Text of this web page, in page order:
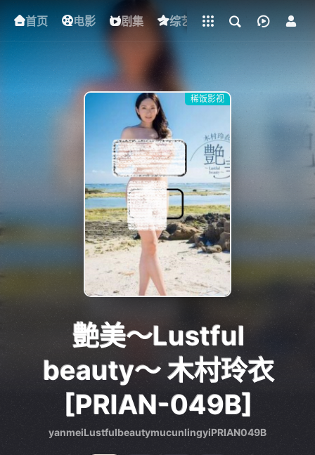
首页 电影 剧集 综艺 动漫 短剧
下载客户端
gt 0"}
稀饭影视
艶美～Lustful
beauty～ 木村玲衣
[PRIAN-049B]
yanmeiLustfulbeautymucunlingyiPRIAN049B